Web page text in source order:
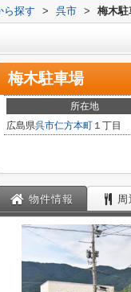
ら探す > 呉市 > 梅木駐
梅木駐車場
所在地
広島県呉市仁方本町 １丁目
物件情報 周